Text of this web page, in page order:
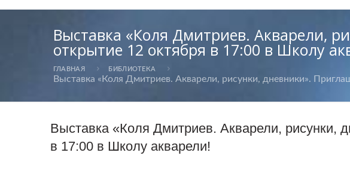
Выставка «Коля Дмитриев. Акварели,
открытие 12 октября в 17:00 в Школу
ГЛАВНАЯ БИБЛИОТЕКА
Выставка «Коля Дмитриев. Акварели, рисунки, дневники».
Выставка «Коля Дмитриев. Акварели, рисунки,
в 17:00 в Школу акварели!